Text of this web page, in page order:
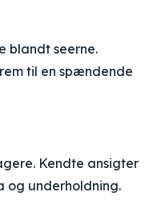
blandt seerne.
til en spændende
Kendte ansigter
og underholdning.